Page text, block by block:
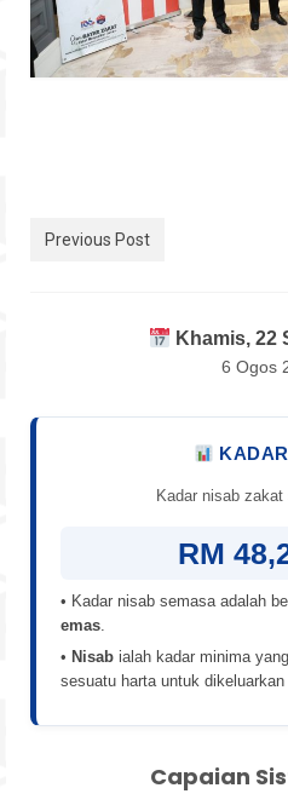
Previous Post
Khamis, 22
6 Ogos
Kadar nisab
RM
• Kadar nisab semasa adalah
emas.
• Nisab ialah kadar minima
sesuatu harta untuk
Capaian